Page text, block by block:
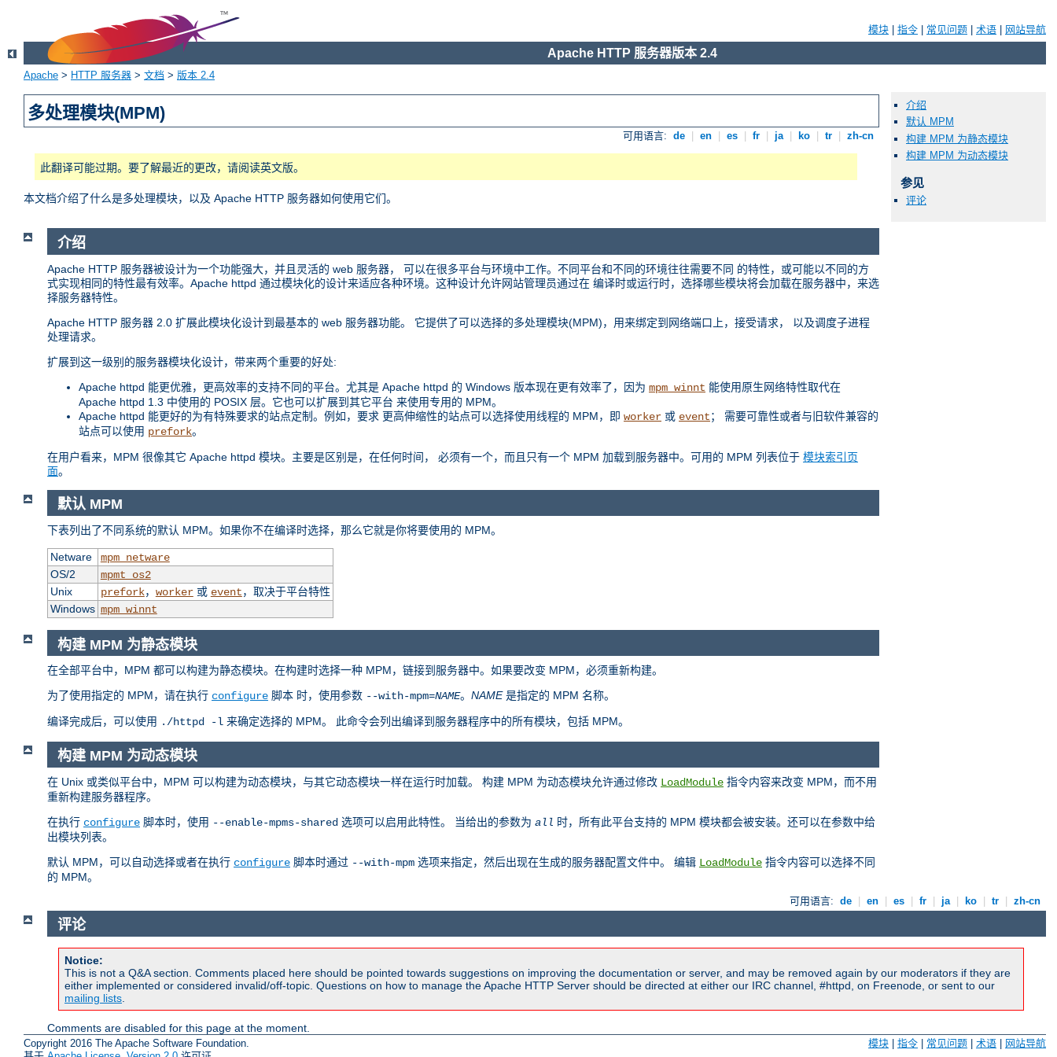
模块 指令 常见问题 术语 网站导航
Apache HTTP 服务器版本 2.4
Apache > HTTP 服务器 > 文档 > 版本 2.4
多处理模块(MPM)
可用语言: de en es fr ja ko tr zh-cn
此翻译可能过期。要了解最近的更改，请阅读英文版。
本文档介绍了什么是多处理模块，以及 Apache HTTP 服务器如何使用它们。
介绍
默认 MPM
构建 MPM 为静态模块
构建 MPM 为动态模块
参见
评论
介绍
Apache HTTP 服务器被设计为一个功能强大，并且灵活的 web 服务器， 可以在很多平台与环境中工作。不同平台和不同的环境往往需要不同 的特性，或可能以不同的方
式实现相同的特性最有效率。Apache httpd 通过模块化的设计来适应各种环境。这种设计允许网站管理员通过在 编译时或运行时，选择哪些模块将会加载在服务器中，来选
择服务器特性。
Apache HTTP 服务器 2.0 扩展此模块化设计到最基本的 web 服务器功能。 它提供了可以选择的多处理模块(MPM)，用来绑定到网络端口上，接受请求， 以及调度子进程
处理请求。
扩展到这一级别的服务器模块化设计，带来两个重要的好处:
Apache httpd 能更优雅，更高效率的支持不同的平台。尤其是 Apache httpd 的 Windows 版本现在更有效率了，因为 mpm_winnt 能使用原生网络特性取代在
Apache httpd 1.3 中使用的 POSIX 层。它也可以扩展到其它平台 来使用专用的 MPM。
Apache httpd 能更好的为有特殊要求的站点定制。例如，要求 更高伸缩性的站点可以选择使用线程的 MPM，即 worker 或 event； 需要可靠性或者与旧软件兼容的
站点可以使用 prefork。
在用户看来，MPM 很像其它 Apache httpd 模块。主要是区别是，在任何时间， 必须有一个，而且只有一个 MPM 加载到服务器中。可用的 MPM 列表位于 模块索引页
面。
默认 MPM
下表列出了不同系统的默认 MPM。如果你不在编译时选择，那么它就是你将要使用的 MPM。
Netware
mpm_netware
OS/2
mpmt_os2
Unix
prefork， worker或 event，取决于平台特性
Windows mpm_winnt
构建 MPM 为静态模块
在全部平台中，MPM 都可以构建为静态模块。在构建时选择一种 MPM，链接到服务器中。如果要改变 MPM，必须重新构建。
为了使用指定的 MPM，请在执行 configure 脚本 时，使用参数 --with-mpm=NAME。 NAME是指定的 MPM 名称。
编译完成后，可以使用 ./httpd -l 来确定选择的 MPM。 此命令会列出编译到服务器程序中的所有模块，包括 MPM。
构建 MPM 为动态模块
在 Unix 或类似平台中，MPM 可以构建为动态模块，与其它动态模块一样在运行时加载。 构建 MPM 为动态模块允许通过修改 LoadModule 指令内容来改变 MPM，而不用
重新构建服务器程序。
在执行 configure 脚本时，使用 --enable-mpms-shared 选项可以启用此特性。 当给出的参数为 all 时，所有此平台支持的 MPM 模块都会被安装。还可以在参数中给
出模块列表。
默认 MPM，可以自动选择或者在执行 configure 脚本时通过 --with-mpm 选项来指定，然后出现在生成的服务器配置文件中。 编辑 LoadModule 指令内容可以选择不同
的 MPM。
可用语言: de en es fr ja ko tr zh-cn
评论
Notice:
This is not a Q&A section. Comments placed here should be pointed towards suggestions on improving the documentation or server, and may be removed again by our moderators if they are
either implemented or considered invalid/off-topic. Questions on how to manage the Apache HTTP Server should be directed at either our IRC channel, #httpd, on Freenode, or sent to our
mailing lists
Comments are disabled for this page at the moment.
Copyright 2016 The Apache Software Foundation.
模块 | 指令 | 常见问题 | 术语 | 网站导航